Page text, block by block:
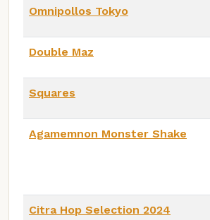
Omnipollos Tokyo
Double Maz
Squares
Agamemnon Monster Shake
Citra Hop Selection 2024